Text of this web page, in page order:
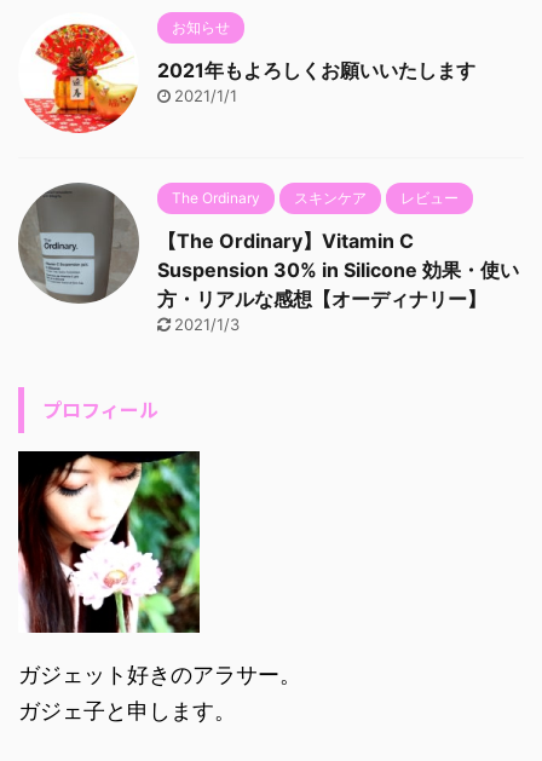
お知らせ
2021年もよろしくお願いいたします
2021/1/1
The Ordinary スキンケア レビュー
【The Ordinary】Vitamin C
Suspension 30% in Silicone 効果・使い
方・リアルな感想【オーディナリー】
2021/1/3
プロフィール
ガジェット好きのアラサー。
ガジェ子と申します。